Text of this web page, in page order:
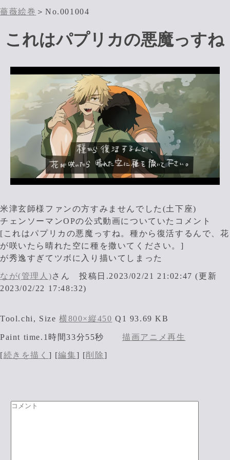
薔薇絵巻 ＞No.001004
これはパプリカの悪魔っすね
米津玄師様ファンの方すみませんでした(土下座)
チェンソーマンOPの公式動画についていたコメント
[これはパプリカの悪魔っすね。種から復活するんで、花
が咲いたら晴れた空に種を撒いてください。]
が秀逸すぎてツボに入り描いてしまった
なが(管理人)さん 投稿日.2023/02/21 21:02:47 (更新
2023/02/22 17:48:32)
Tool.chi, Size 横800×縦450 Q1 93.69 KB
Paint time.1時間33分55秒描画アニメ再生
[続きを描く ] [編集] [削除]